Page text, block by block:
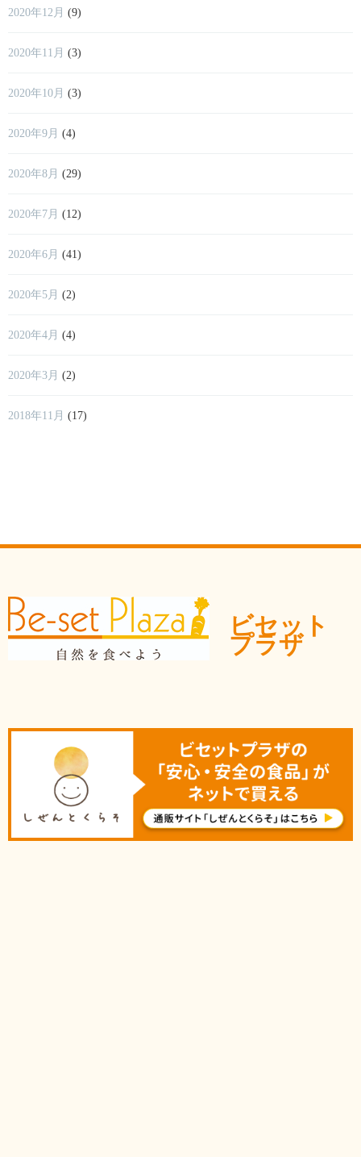
2020年12月 (9)
2020年11月 (3)
2020年10月 (3)
2020年9月 (4)
2020年8月 (29)
2020年7月 (12)
2020年6月 (41)
2020年5月 (2)
2020年4月 (4)
2020年3月 (2)
2018年11月 (17)
ビセット
プラザ